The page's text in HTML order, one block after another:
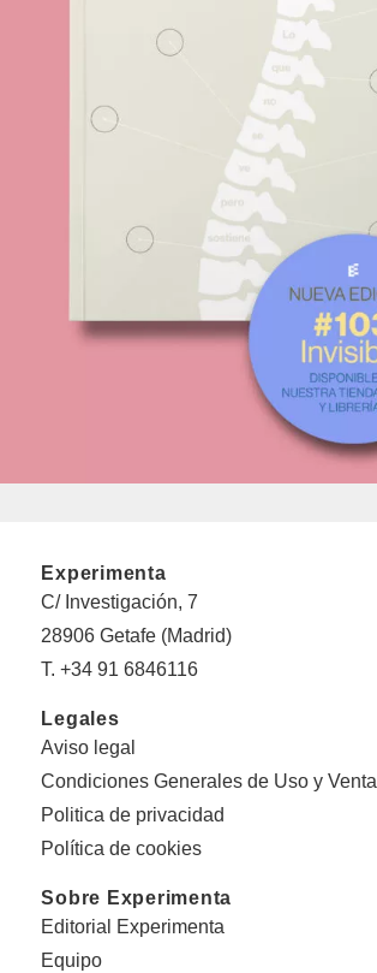
Experimenta
C/ Investigación, 7
28906 Getafe (Madrid)
T. +34 91 6846116
Legales
Aviso legal
Condiciones Generales de Uso y Venta
Politica de privacidad
Política de cookies
Sobre Experimenta
Editorial Experimenta
Equipo